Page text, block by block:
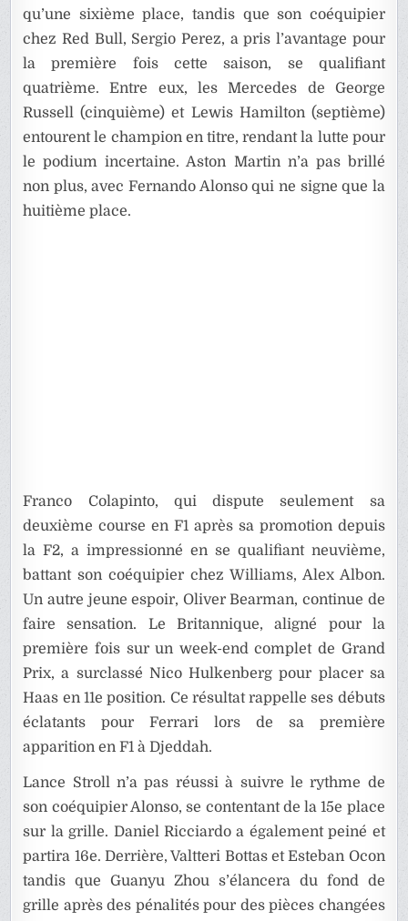
qu’une sixième place, tandis que son coéquipier
chez Red Bull, Sergio Perez, a pris l’avantage pour
la première fois cette saison, se qualifiant
quatrième. Entre eux, les Mercedes de George
Russell (cinquième) et Lewis Hamilton (septième)
entourent le champion en titre, rendant la lutte pour
le podium incertaine. Aston Martin n’a pas brillé
non plus, avec Fernando Alonso qui ne signe que la
huitième place.
Franco Colapinto, qui dispute seulement sa
deuxième course en F1 après sa promotion depuis
la F2, a impressionné en se qualifiant neuvième,
battant son coéquipier chez Williams, Alex Albon.
Un autre jeune espoir, Oliver Bearman, continue de
faire sensation. Le Britannique, aligné pour la
première fois sur un week-end complet de Grand
Prix, a surclassé Nico Hulkenberg pour placer sa
Haas en 11e position. Ce résultat rappelle ses débuts
éclatants pour Ferrari lors de sa première
apparition en F1 à Djeddah.
Lance Stroll n’a pas réussi à suivre le rythme de
son coéquipier Alonso, se contentant de la 15e place
sur la grille. Daniel Ricciardo a également peiné et
partira 16e. Derrière, Valtteri Bottas et Esteban Ocon
tandis que Guanyu Zhou s’élancera du fond de
grille après des pénalités pour des pièces changées